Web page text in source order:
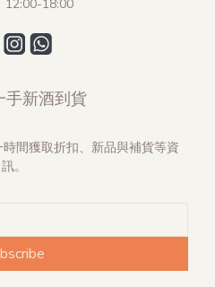
12:00-18:00
手新酒到貨
間獲取折扣、新品與補貨等資
訊。